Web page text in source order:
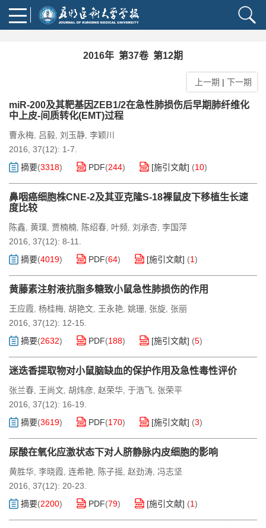
2016年 第37卷 第12期
上一期 | 下一期
miR-200及其靶基因ZEB1/2在急性肺损伤后早期肺纤维化
中上皮-间质转化(EMT)过程
曹永梅, 吕毅, 刘玉静, 李颖川
2016, 37(12): 1-7.
摘要(3318) PDF(244) [施引文献] (10)
鼻咽癌细胞株CNE-2及其亚克隆S-18裸鼠皮下移植生长速
度比较
陈鑫, 黄璞, 贾楠楠, 陈绍春, 叶频, 刘承杏, 李国萍
2016, 37(12): 8-11.
摘要(4019) PDF(64) [施引文献] (1)
黄藤素注射液抗脂多糖致小鼠急性肺损伤的作用
王应霞, 杨桂梅, 胡艳文, 王永艳, 姚珊, 张旋, 张丽
2016, 37(12): 12-15.
摘要(2632) PDF(188) [施引文献] (5)
迷迭香提取物对小鼠脑缺血的保护作用及急性毒性评价
张兰春, 王尚文, 胡炜彦, 赵荣华, 于浩飞, 张荣平
2016, 37(12): 16-19.
摘要(3619) PDF(170) [施引文献] (3)
尿酸在氧化应激状态下对人脐静脉内皮细胞的影响
黄胜华, 李晓霞, 连希艳, 陈子摇, 赵劲涛, 冯志坚
2016, 37(12): 20-23.
摘要(2200) PDF(79) [施引文献] (1)